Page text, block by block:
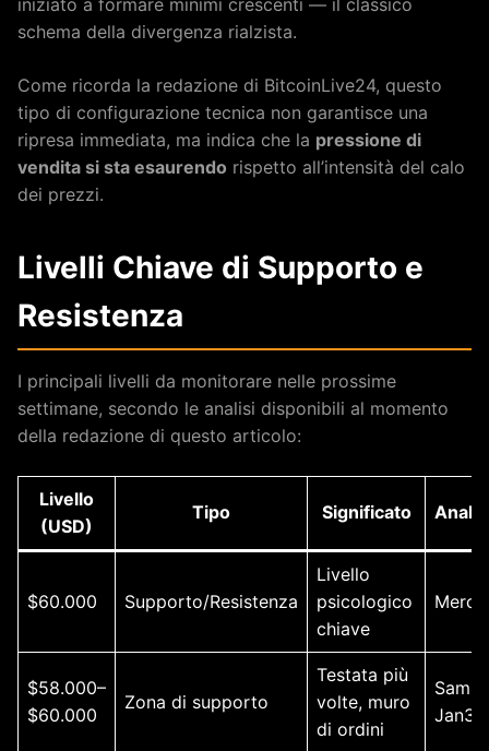
schema della divergenza rialzista.
Come ricorda la redazione di BitcoinLive24, questo
tipo di configurazione tecnica non garantisce una
ripresa immediata, ma indica che la pressione di
vendita si sta esaurendo rispetto all’intensità del calo
dei prezzi.
Livelli Chiave di Supporto e
Resistenza
I principali livelli da monitorare nelle prossime
settimane, secondo le analisi disponibili al momento
della redazione di questo articolo:
Livello
(USD)
Tipo Significato
$60.000 Supporto/Resistenza
Livello
psicologico
chiave
$58.000–
$60.000
Zona di supporto
Testata più
volte, muro
di ordini
Jan3